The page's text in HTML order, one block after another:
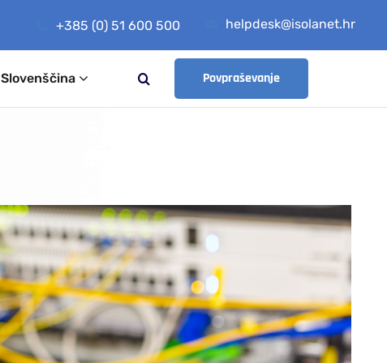
+385 (0) 51 600 500 helpdesk@isolanet.hr
Slovenščina Povpraševanje